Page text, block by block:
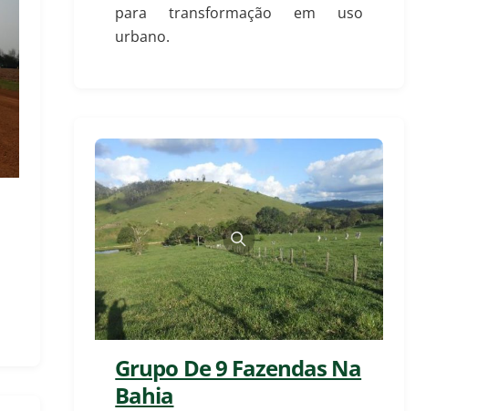
para transformação em uso
urbano.
Grupo De 9 Fazendas Na
Bahia